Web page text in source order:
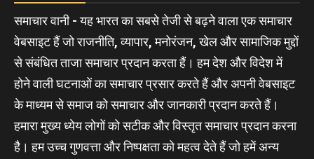
समाचार वानी - यह भारत का सबसे तेजी से बढ़ने वाला एक समाचार
वेबसाइट हैं जो राजनीति, व्यापार, मनोरंजन, खेल और सामाजिक मुद्दों
से संबंधित ताजा समाचार प्रदान करता हैं। हम देश और विदेश में
होने वाली घटनाओं का समाचार प्रसार करते हैं और अपनी वेबसाइट
के माध्यम से समाज को समाचार और जानकारी प्रदान करते हैं।
हमारा मुख्य ध्येय लोगों को सटीक और विस्तृत समाचार प्रदान करना
है। हम उच्च गुणवत्ता और निष्पक्षता को महत्व देते हैं जो हमें अन्य